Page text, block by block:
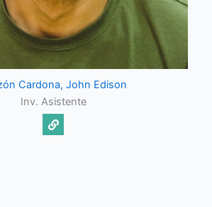
Cardona, John Edison
Inv. Asistente